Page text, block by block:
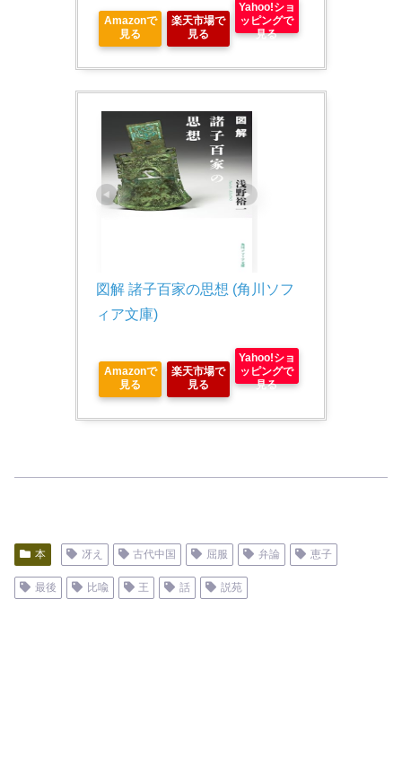
Amazonで
見る
楽天市場で
見る
Yahoo!ショ
ッピングで
見る
図解 諸子百家の思想 (角川ソフ
ィア文庫)
Amazonで
見る
楽天市場で
見る
Yahoo!ショ
ッピングで
見る
本 冴え 古代中国 屈服 弁論 恵子
最後 比喩 王 話 説苑